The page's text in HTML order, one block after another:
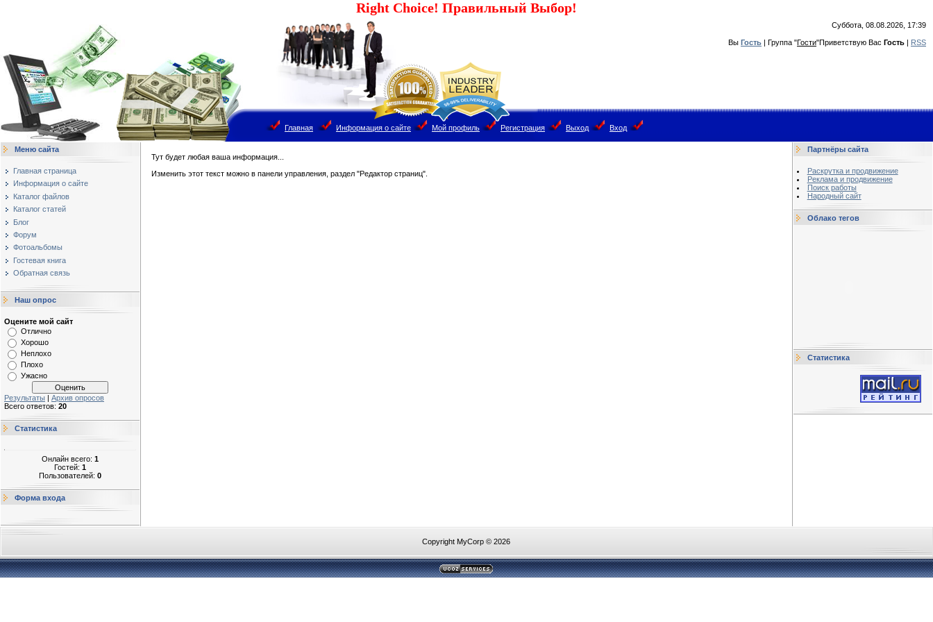
Right Choice! Правильный Выбор!
Суббота, 08.08.2026, 17:39
Вы Гость | Группа "Гости"Приветствую Вас Гость | RSS
Главная Информация о сайте Мой профиль Регистрация Выход Вход
Меню сайта
Главная страница
Информация о сайте
Каталог файлов
Каталог статей
Блог
Форум
Фотоальбомы
Гостевая книга
Обратная связь
Наш опрос
Оцените мой сайт
Отлично
Хорошо
Неплохо
Плохо
Ужасно
Результаты | Архив опросов
Всего ответов: 20
Статистика
Онлайн всего: 1
Гостей: 1
Пользователей: 0
Форма входа
Тут будет любая ваша информация...
Изменить этот текст можно в панели управления, раздел "Редактор страниц".
Партнёры сайта
Раскрутка и продвижение
Реклама и продвижение
Поиск работы
Народный сайт
Облако тегов
Статистика
Copyright MyCorp © 2026